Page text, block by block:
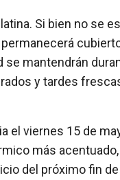
Si bien no se
se mantendrán
y tardes
el viernes 15 de
más
del próximo fin